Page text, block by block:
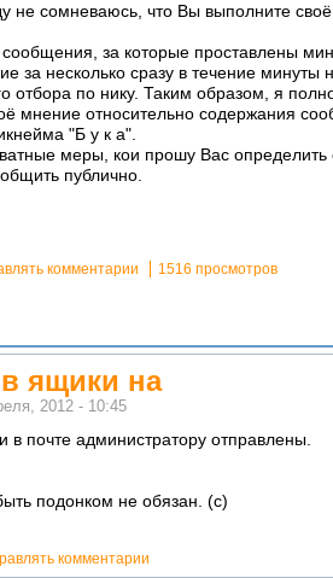
не сомневаюсь, что Вы выполните
за которые проставлены
за несколько сразу в течение
отбора по нику. Таким образом, я
мнение относительно содержания
"Б у к а".
меры, кои прошу Вас определить
публично.
комментарии 1516 просмотров
ящики на
2012 - 10:45
почте администратору отправлены.
подонком не обязан. (с)
комментарии